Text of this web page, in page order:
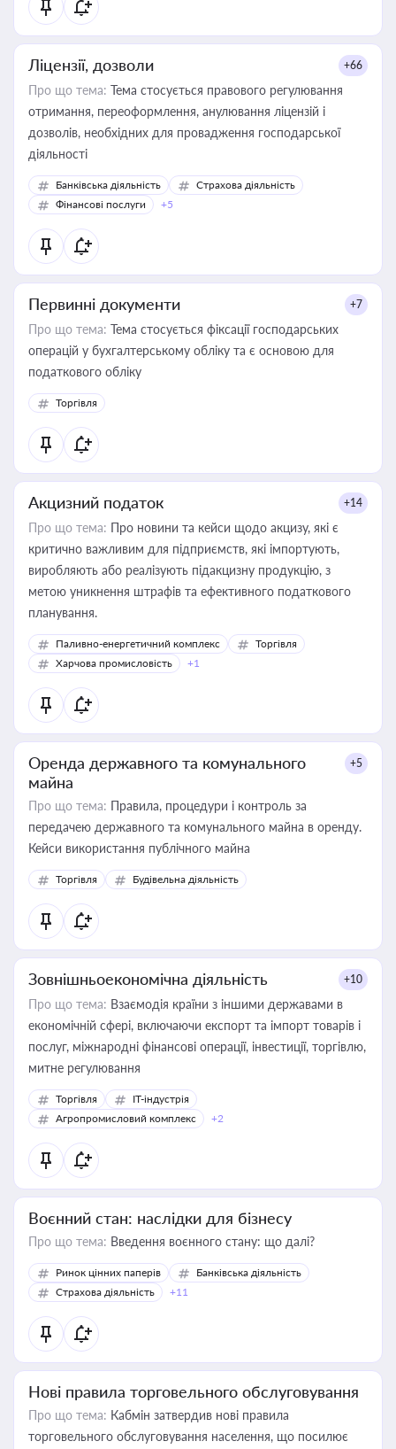
Ліцензії, дозволи +66
Про що тема: Тема стосується правового регулювання
отримання, переоформлення, анулювання ліцензій і
дозволів, необхідних для провадження господарської
діяльності
Банківська діяльність
Страхова діяльність
Фінансові послуги
+5
Первинні документи +7
Про що тема: Тема стосується фіксації господарських
операцій у бухгалтерському обліку та є основою для
податкового обліку
Торгівля
Акцизний податок +14
Про що тема: Про новини та кейси щодо акцизу, які є
критично важливим для підприємств, які імпортують,
виробляють або реалізують підакцизну продукцію, з
метою уникнення штрафів та ефективного податкового
планування.
Паливно-енергетичний комплекс
Торгівля
Харчова промисловість
+1
Оренда державного та комунального
майна
+5
Про що тема: Правила, процедури і контроль за
передачею державного та комунального майна в оренду.
Кейси використання публічного майна
Торгівля Будівельна діяльність
Зовнішньоекономічна діяльність +10
Про що тема: Взаємодія країни з іншими державами в
економічній сфері, включаючи експорт та імпорт товарів і
послуг, міжнародні фінансові операції, інвестиції, торгівлю,
митне регулювання
Торгівля
IT-індустрія
Агропромисловий комплекс
+2
Воєнний стан: наслідки для бізнесу
Про що тема: Введення воєнного стану: що далі?
Ринок цінних паперів
Банківська діяльність
Страхова діяльність
+11
Нові правила торговельного обслуговування
Про що тема: Кабмін затвердив нові правила
торговельного обслуговування населення, що посилює